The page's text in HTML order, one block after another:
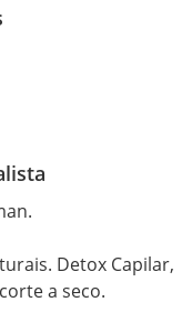
Detox Capilar,
a seco.